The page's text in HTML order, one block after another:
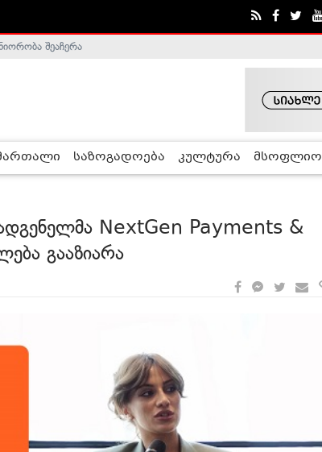
- ჰელსინკის კომისია
შეაჩერა
საზოგადოება კულტურა მსოფლიო
NextGen Payments &
გააზიარა